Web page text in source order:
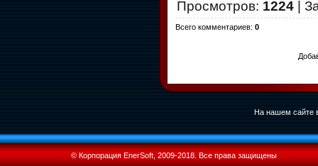
Просмотров: 1224 |
Всего комментариев: 0
На нашем сайте
© Корпорация EnerSoft, 2009-2018. Все права защищены